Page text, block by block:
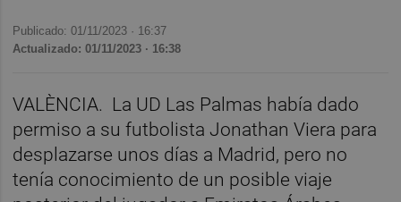
Publicado: 01/11/2023 · 16:37
Actualizado: 01/11/2023 · 16:38
VALÈNCIA. La UD Las Palmas había dado
permiso a su futbolista Jonathan Viera para
desplazarse unos días a Madrid, pero no
tenía conocimiento de un posible viaje